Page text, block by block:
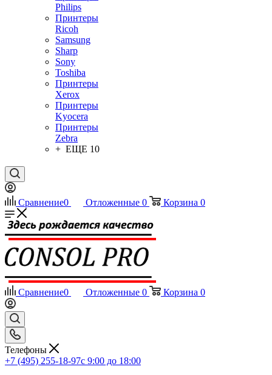
Philips
Принтеры
Ricoh
Samsung
Sharp
Sony
Toshiba
Принтеры
Xerox
Принтеры
Kyocera
Принтеры
Zebra
+ ЕЩЕ 10
Сравнение0 Отложенные 0 Корзина 0
Сравнение0 Отложенные 0 Корзина 0
Телефоны
+7 (495) 255-18-97с 9:00 до 18:00